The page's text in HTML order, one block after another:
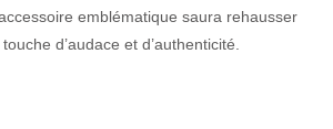
emblématique saura rehausser
d’audace et d’authenticité.